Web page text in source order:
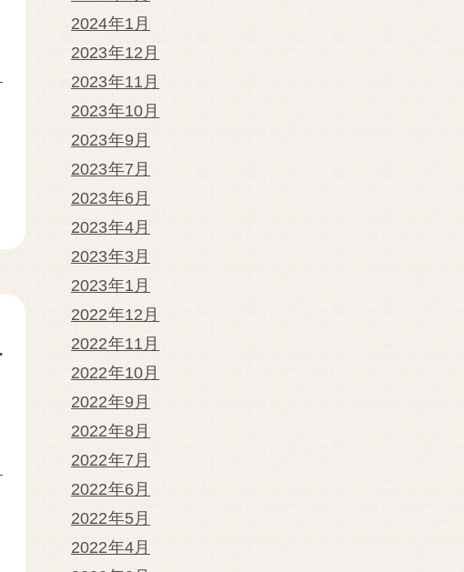
2024年1月
2023年12月
2023年11月
2023年10月
2023年9月
2023年7月
2023年6月
2023年4月
2023年3月
2023年1月
2022年12月
2022年11月
2022年10月
2022年9月
2022年8月
2022年7月
2022年6月
2022年5月
2022年4月